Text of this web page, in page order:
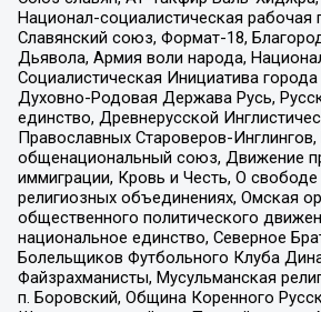
Национал-социалистическая рабочая
Славянский союз, Формат-18,
Дьявола, Армия воли народа,
Социалистическая Инициатива
Духовно-Родовая Держава Русь,
единство, Древнерусской
Православных Староверов-Инглингов,
общенациональный союз, Движение
иммиграции, Кровь и Честь, О свободе
религиозных объединениях, Омская
общественного политического
национальное единство, Северное
Болельщиков Футбольного Клуба
Файзрахманисты, Мусульманская
п. Боровский, Община Коренного